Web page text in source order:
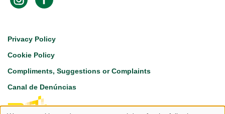
Footer
Privacy Policy
Cookie Policy
Compliments, Suggestions or Complaints
Canal de Denúncias